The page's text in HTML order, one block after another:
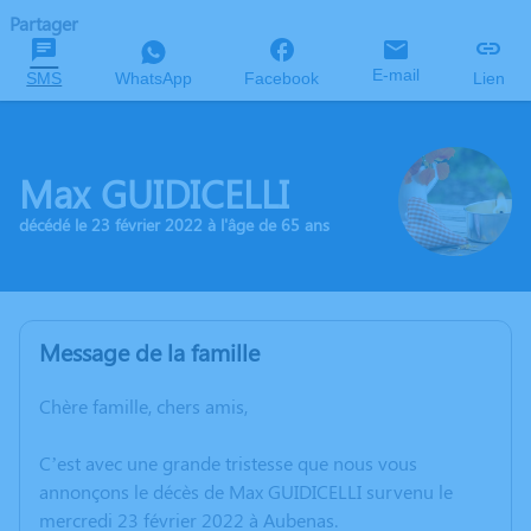
Partager
SMS WhatsApp Facebook E-mail Lien
Max GUIDICELLI
décédé le 23 février 2022 à l'âge de 65 ans
Message de la famille
Chère famille, chers amis,
C’est avec une grande tristesse que nous vous
annonçons le décès de Max GUIDICELLI survenu le
mercredi 23 février 2022 à Aubenas.